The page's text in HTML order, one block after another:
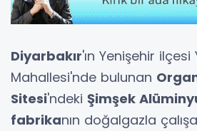
Diyarbakır'ın Yenişehir
Mahallesi'nde bulunan
Sitesi'ndeki Şimşek
fabrikanın doğalgazla